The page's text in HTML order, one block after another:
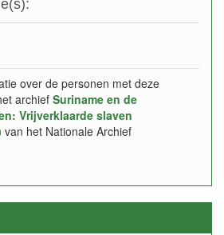
over de personen met deze
archief Suriname en de
Vrijverklaarde slaven
van het Nationale Archief